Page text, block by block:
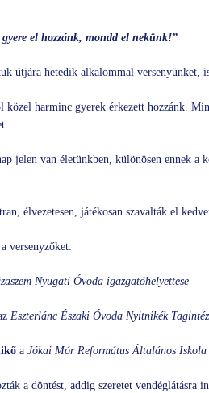
gyere el hozzánk, mondd el nekünk!”
útjára hetedik alkalommal versenyünket,
közel harminc gyerek érkezett hozzánk.
jelen van életünkben, különösen ennek
élvezetesen, játékosan szavalták el
versenyzőket:
Nyugati Óvoda igazgatóhelyettese
Eszterlánc Északi Óvoda Nyitnikék
a Jókai Mór Református Általános Iskola
a döntést, addig szeretet vendéglátásra